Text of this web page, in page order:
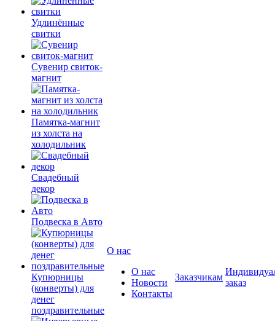
Удлинённые
свитки
Сувенир свиток-
магнит
Памятка-магнит
из холста на
холодильник
Свадебный
декор
Подвеска в Авто
Купюрницы
(конверты) для
денег
поздравительные
О нас
О нас
Новости
Контакты
Заказчикам
заказ